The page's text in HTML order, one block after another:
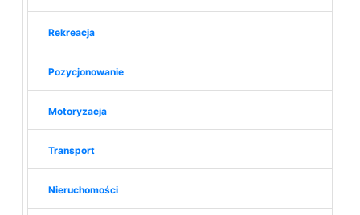
Rekreacja
Pozycjonowanie
Motoryzacja
Transport
Nieruchomości